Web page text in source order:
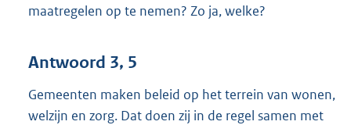
maatregelen op te nemen? Zo ja, welke?
Antwoord 3, 5
Gemeenten maken beleid op het terrein van wonen,
welzijn en zorg. Dat doen zij in de regel samen met